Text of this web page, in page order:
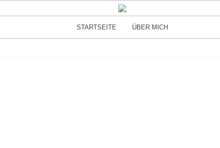
STARTSEITE ÜBER MICH